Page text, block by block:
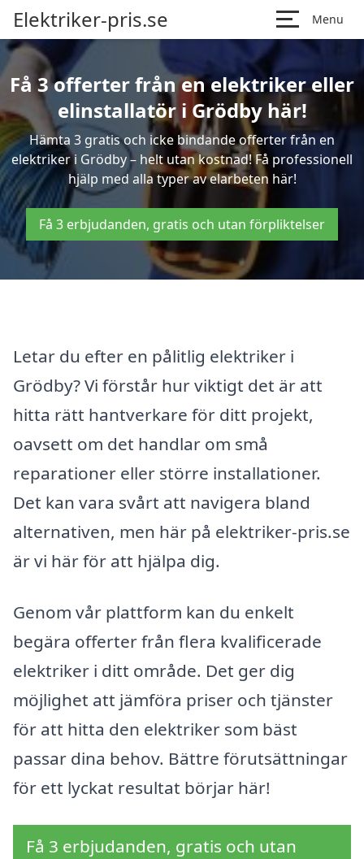
Elektriker-pris.se Menu
Få 3 offerter från en elektriker eller
elinstallatör i Grödby här!
Hämta 3 gratis och icke bindande offerter från en
elektriker i Grödby – helt utan kostnad! Få professionell
hjälp med alla typer av elarbeten här!
Få 3 erbjudanden, gratis och utan förpliktelser
Letar du efter en pålitlig elektriker i
Grödby? Vi förstår hur viktigt det är att
hitta rätt hantverkare för ditt projekt,
oavsett om det handlar om små
reparationer eller större installationer.
Det kan vara svårt att navigera bland
alternativen, men här på elektriker-pris.se
är vi här för att hjälpa dig.
Genom vår plattform kan du enkelt
begära offerter från flera kvalificerade
elektriker i ditt område. Det ger dig
möjlighet att jämföra priser och tjänster
för att hitta den elektriker som bäst
passar dina behov. Bättre förutsättningar
för ett lyckat resultat börjar här!
Få 3 erbjudanden, gratis och utan